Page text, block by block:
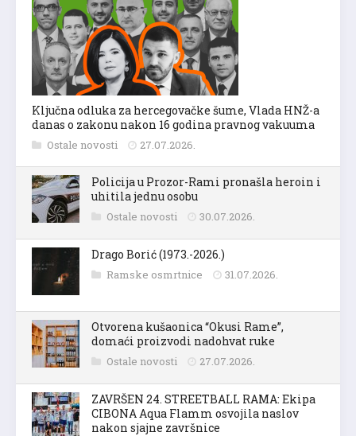
Ključna odluka za hercegovačke šume, Vlada HNŽ-a
danas o zakonu nakon 16 godina pravnog vakuuma
Ostale novosti 27.07.2026.
Policija u Prozor-Rami pronašla heroin i
uhitila jednu osobu
Ostale novosti 30.07.2026.
Drago Borić (1973.-2026.)
Ramske osmrtnice 31.07.2026.
Otvorena kušaonica “Okusi Rame”,
domaći proizvodi nadohvat ruke
Ostale novosti 27.07.2026.
ZAVRŠEN 24. STREETBALL RAMA: Ekipa
CIBONA Aqua Flamm osvojila naslov
nakon sjajne završnice